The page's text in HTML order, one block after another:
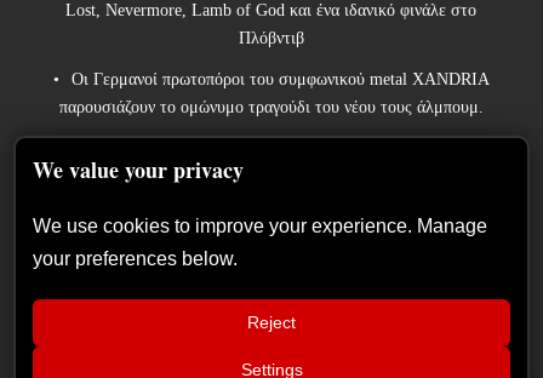
Lost, Nevermore, Lamb of God και ένα ιδανικό φινάλε στο
Πλόβντιβ
Οι Γερμανοί πρωτοπόροι του συμφωνικού metal XANDRIA
παρουσιάζουν το ομώνυμο τραγούδι του νέου τους άλμπουμ.
David Eugene Edwards και προαναγγέλλουν το νέο τους στούντιο
Οι Power metal InPhaze παρουσιάζουν το νέο τους άλμπουμ
We value your privacy
We use cookies to improve your experience. Manage
your preferences below.
Reject
Settings